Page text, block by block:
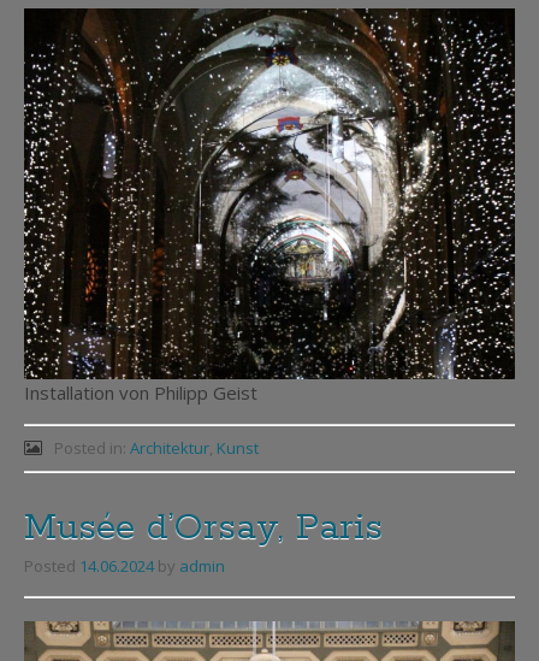
Installation von Philipp Geist
Posted in: Architektur, Kunst
Musée d’Orsay, Paris
Posted 14.06.2024 by admin